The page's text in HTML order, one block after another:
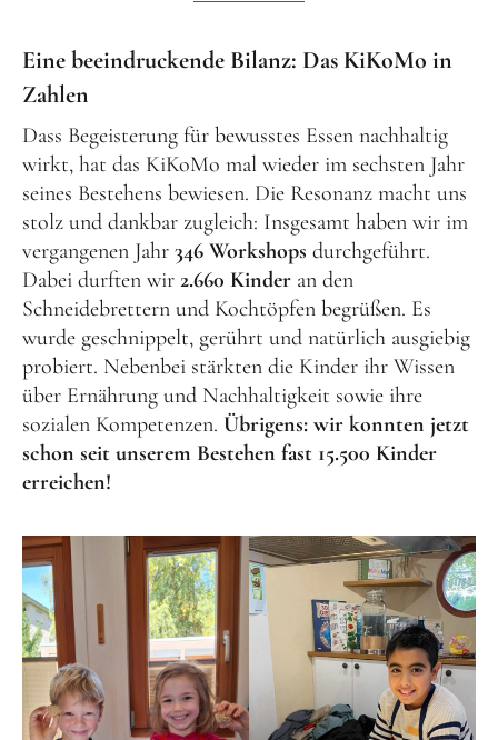
Linktree
Newsletter
InstagramYouTubeCookie-
Richtlinie
(EU)
Eine beeindruckende Bilanz: Das KiKoMo in
Zahlen
Dass Begeisterung für bewusstes Essen nachhaltig
wirkt, hat das KiKoMo mal wieder im sechsten Jahr
seines Bestehens bewiesen. Die Resonanz macht uns
stolz und dankbar zugleich: Insgesamt haben wir im
vergangenen Jahr 346 Workshops durchgeführt.
Dabei durften wir 2.660 Kinder an den
Schneidebrettern und Kochtöpfen begrüßen. Es
wurde geschnippelt, gerührt und natürlich ausgiebig
probiert. Nebenbei stärkten die Kinder ihr Wissen
über Ernährung und Nachhaltigkeit sowie ihre
sozialen Kompetenzen. Übrigens: wir konnten jetzt
schon seit unserem Bestehen fast 15.500 Kinder
erreichen!